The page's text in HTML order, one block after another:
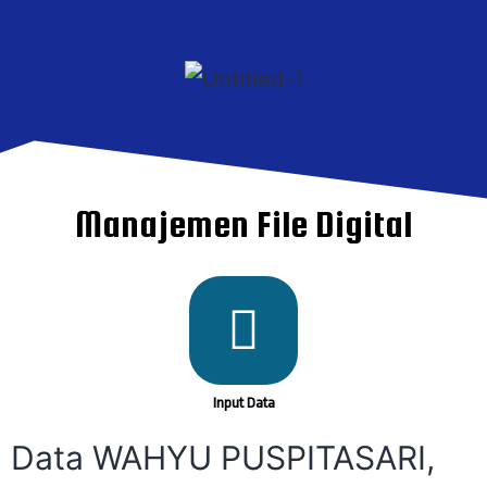
Manajemen File Digital
Input Data
Data WAHYU PUSPITASARI,